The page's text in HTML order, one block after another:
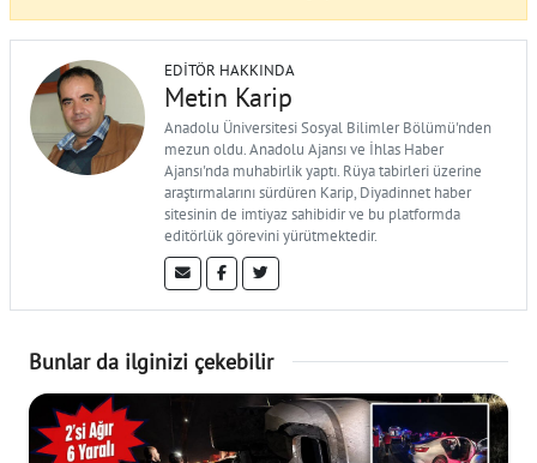
EDITÖR HAKKINDA
Metin Karip
Anadolu Üniversitesi Sosyal Bilimler Bölümü'nden
mezun oldu. Anadolu Ajansı ve İhlas Haber
Ajansı'nda muhabirlik yaptı. Rüya tabirleri üzerine
araştırmalarını sürdüren Karip, Diyadinnet haber
sitesinin de imtiyaz sahibidir ve bu platformda
editörlük görevini yürütmektedir.
Bunlar da ilginizi çekebilir